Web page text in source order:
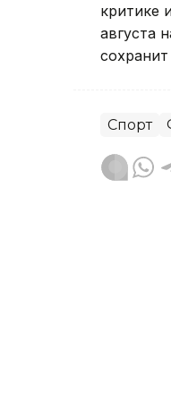
августа